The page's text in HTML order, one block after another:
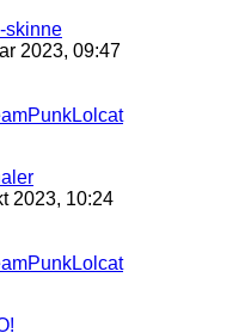
skinne
2023, 09:47
2023, 10:24